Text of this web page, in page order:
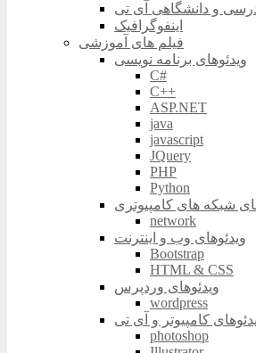
و دانشگاهی آی تی
اینفوگرافیک
فیلم های آموزشی
ویدئوهای برنامه نویسی
C#
C++
ASP.NET
java
javascript
JQuery
PHP
Python
شبکه های کامپیوتری
network
ویدئوهای وب و اینترنت
Bootstrap
HTML & CSS
ویدئوهای وردپرس
wordpress
کامپیوتر و آی تی
photoshop